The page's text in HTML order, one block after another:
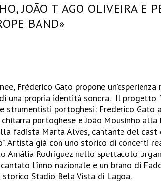
JOÃO TIAGO OLIVEIRA E
BAND»
Fréderico Gato propone
propria identità sonora. Il progetto
portoghesi: Frederico Gato
portoghese e João Mousinho alla
fadista Marta Alves, cantante del cast
Artista già con uno storico di concerti
Amália Rodriguez nello spettacolo
l’inno nazionale e un brano di
Stadio Bela Vista di Lagoa.